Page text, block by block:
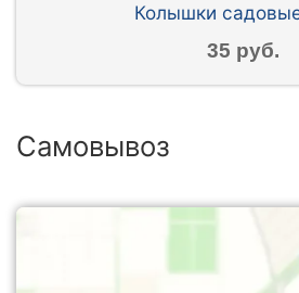
Колышки
35 руб.
Самовывоз